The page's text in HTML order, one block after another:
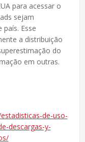
para acessar o
sejam
Esse
a distribuição
do
em outras.
de-uso-
descargas-y-